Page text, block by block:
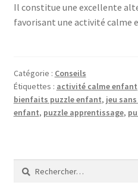
Il constitue une excellente
favorisant une activité calme
Catégorie : Conseils
Étiquettes : activité calme enfant
bienfaits puzzle enfant, jeu
enfant, puzzle apprentissage,
Rechercher :